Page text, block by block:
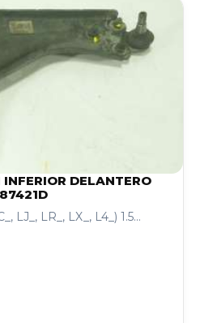
DELANTERO
LJ_, LR_, LX_, L4_) 1.5...